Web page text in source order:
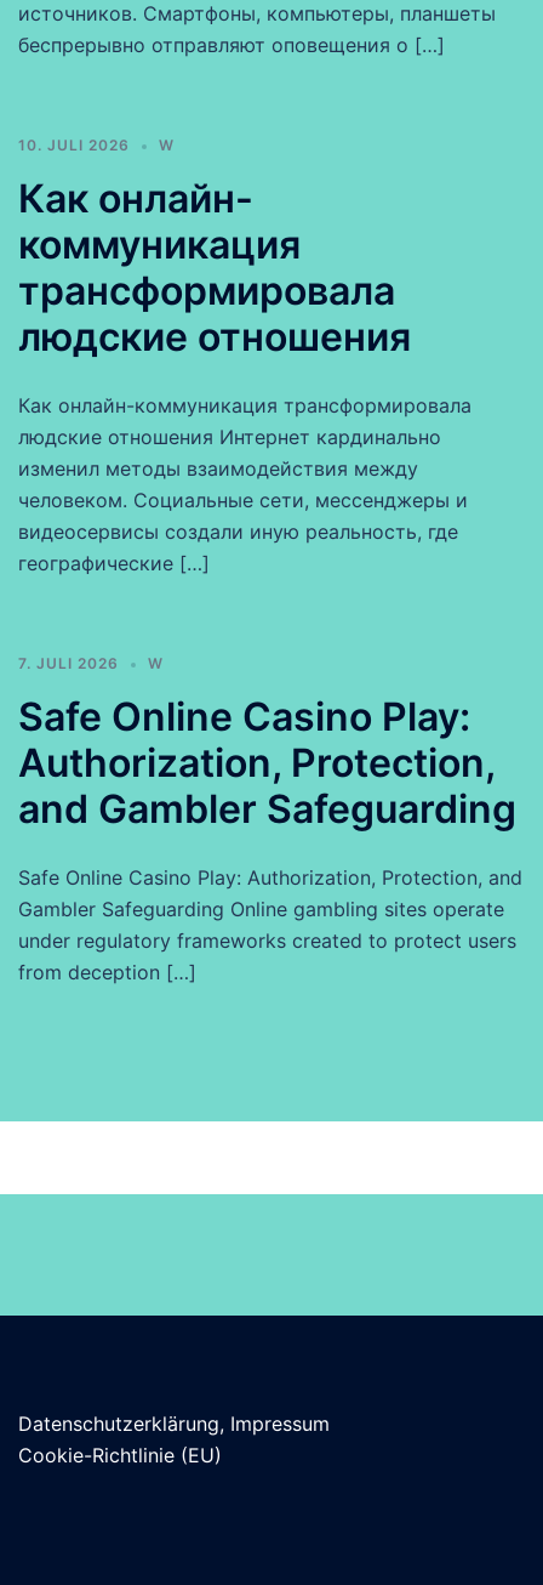
источников. Смартфоны, компьютеры, планшеты
беспрерывно отправляют оповещения о […]
10. JULI 2026 W
Как онлайн-
коммуникация
трансформировала
людские отношения
Как онлайн-коммуникация трансформировала
людские отношения Интернет кардинально
изменил методы взаимодействия между
человеком. Социальные сети, мессенджеры и
видеосервисы создали иную реальность, где
географические […]
7. JULI 2026 W
Safe Online Casino Play:
Authorization, Protection,
and Gambler Safeguarding
Safe Online Casino Play: Authorization, Protection, and
Gambler Safeguarding Online gambling sites operate
under regulatory frameworks created to protect users
from deception […]
Datenschutzerklärung, Impressum
Cookie-Richtlinie (EU)